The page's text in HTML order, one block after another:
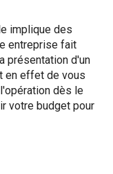
implique des
entreprise fait
présentation d'un
en effet de vous
dès le
votre budget pour